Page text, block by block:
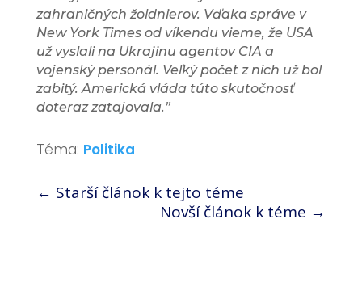
zahraničných žoldnierov. Vďaka správe v
New York Times od víkendu vieme, že USA
už vyslali na Ukrajinu agentov CIA a
vojenský personál. Veľký počet z nich už bol
zabitý. Americká vláda túto skutočnosť
doteraz zatajovala.”
Téma: Politika
← Starší článok k tejto téme
Novší článok k téme →